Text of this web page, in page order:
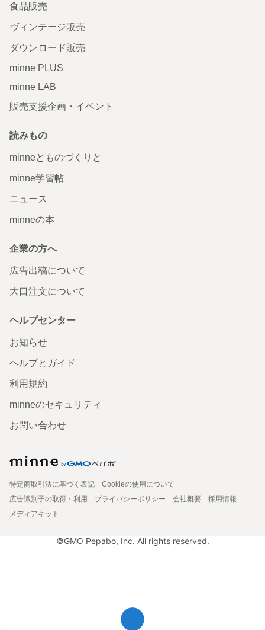
食品販売
ヴィンテージ販売
ダウンロード販売
minne PLUS
minne LAB
販売支援企画・イベント
読みもの
minneとものづくりと
minne学習帖
ニュース
minneの本
企業の方へ
広告出稿について
大口注文について
ヘルプセンター
お知らせ
ヘルプとガイド
利用規約
minneのセキュリティ
お問い合わせ
特定商取引法に基づく表記
Cookieの使用について
広告識別子の取得・利用
プライバシーポリシー 会社概要
採用情報
メディアキット
©GMO Pepabo, Inc. All rights reserved.